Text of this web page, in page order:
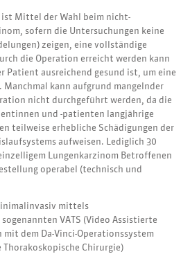
ist Mittel der Wahl beim nicht-
sofern die Untersuchungen keine
zeigen, eine vollständige
die Operation erreicht werden kann
Patient ausreichend gesund ist, um eine
kann aufgrund mangelnder
nicht durchgeführt werden, da die
und -patienten langjährige
teilweise erhebliche Schädigungen der
aufweisen. Lediglich 30
Lungenkarzinom Betroffenen
operabel (technisch und
mittels
VATS (Video Assistierte
dem Da-Vinci-Operationssystem
Thorakoskopische Chirurgie)